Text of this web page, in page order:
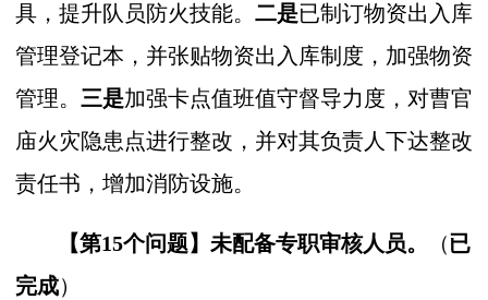
具，提升队员防火技能。 二是已制订物资出入库
管理登记本，并张贴物资出入库制度，加强物资
管理。 三是加强卡点值班值守督导力度，对曹官
庙火灾隐患点进行整改，并对其负责人下达整改
责任书，增加消防设施。
【第15个问题】未配备专职审核人员。 （已
完成）